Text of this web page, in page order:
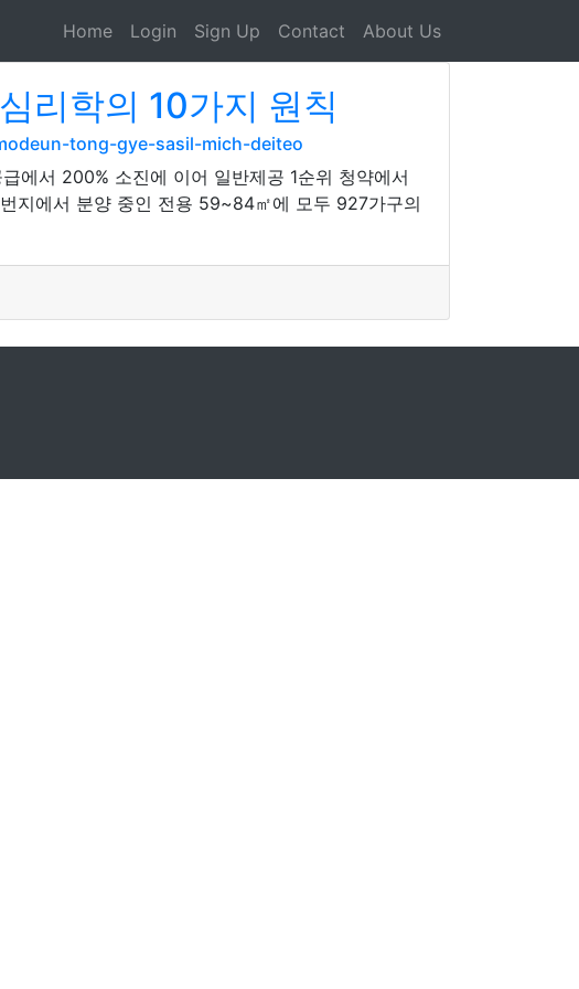
Home Login Sign Up Contact About Us
리학의 10가지 원칙
tong-gye-sasil-mich-deiteo
에서 200% 소진에 이어 일반제공 1순위 청약에서
지에서 분양 중인 전용 59~84㎡에 모두 927가구의